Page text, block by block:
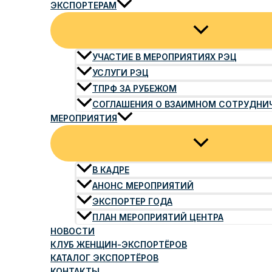
ЭКСПОРТЕРАМ
УЧАСТИЕ В МЕРОПРИЯТИЯХ РЭЦ
УСЛУГИ РЭЦ
ТПРФ ЗА РУБЕЖОМ
СОГЛАШЕНИЯ О ВЗАИМНОМ
МЕРОПРИЯТИЯ
В КАДРЕ
АНОНС МЕРОПРИЯТИЙ
ЭКСПОРТЕР ГОДА
ПЛАН МЕРОПРИЯТИЙ ЦЕНТРА
НОВОСТИ
КЛУБ ЖЕНЩИН-ЭКСПОРТЁРОВ
КАТАЛОГ ЭКСПОРТЁРОВ